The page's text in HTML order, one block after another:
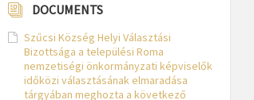
DOCUMENTS
Szűcsi Község Helyi Választási
Bizottsága a települési Roma
nemzetiségi önkormányzati képviselők
időközi választásának elmaradása
tárgyában meghozta a következő